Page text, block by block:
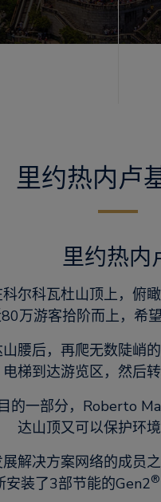
里约热内卢
里约热内
尔科瓦杜山顶上，俯
万游客拾阶而上，希
腰后，再爬无数陡峭
梯到达游览区，然后
的一部分，Roberto
达山顶又可以保护环境
解决方案网络的成员
安装了3部节能的Gen2®